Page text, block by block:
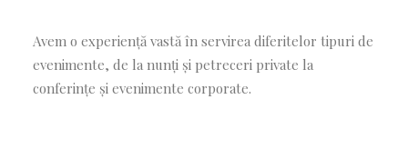
Avem o experiență vastă în servirea diferitelor tipuri de
evenimente, de la nunți și petreceri private la
conferințe și evenimente corporate.